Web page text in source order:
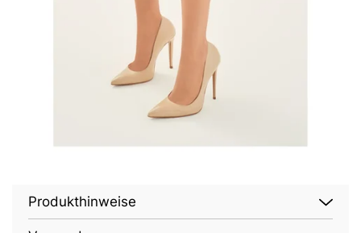
Produkthinweise